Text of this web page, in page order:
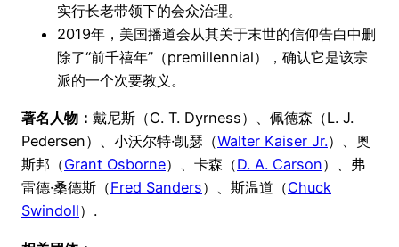
实行长老带领下的会众治理。
2019年，美国播道会从其关于末世的信仰告白中删
除了“前千禧年”（premillennial），确认它是该宗
派的一个次要教义。
著名人物： 戴尼斯（C. T. Dyrness）、佩德森（L. J.
Pedersen）、小沃尔特·凯瑟（Walter Kaiser Jr.）、奥
斯邦（Grant Osborne）、卡森（D. A. Carson）、弗
雷德·桑德斯（Fred Sanders）、斯温道（Chuck
Swindoll）.